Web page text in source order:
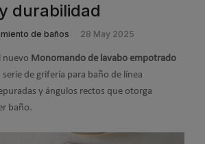
durabilidad
de baños 28 May 2025
nuevo Monomando de lavabo empotrado
serie de grifería para baño de línea
y ángulos rectos que otorga
baño.